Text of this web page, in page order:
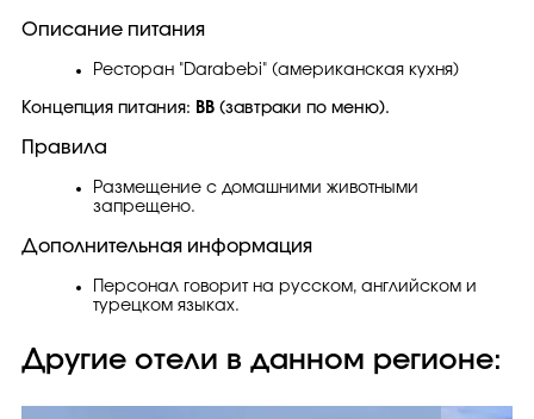
Описание питания
Ресторан "Darabebi" (американская кухня)
Концепция питания: ВВ (завтраки по меню).
Правила
Размещение с домашними животными
запрещено.
Дополнительная информация
Персонал говорит на русском, английском и
турецком языках.
Другие отели в данном регионе: